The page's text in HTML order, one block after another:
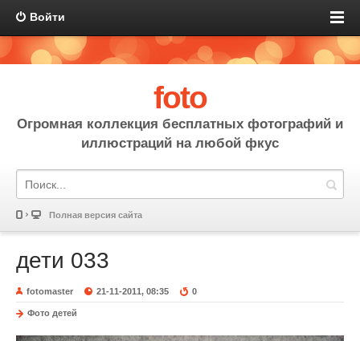
Войти
foto
Огромная коллекция бесплатных фотографий и
иллюстраций на любой фкус
Полная версия сайта
дети 033
fotomaster 21-11-2011, 08:35 0
Фото детей